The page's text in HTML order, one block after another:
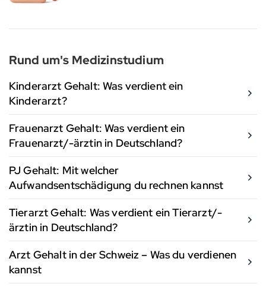
Rund um's Medizinstudium
Kinderarzt Gehalt: Was verdient ein
Kinderarzt?
Frauenarzt Gehalt: Was verdient ein
Frauenarzt/-ärztin in Deutschland?
PJ Gehalt: Mit welcher
Aufwandsentschädigung du rechnen kannst
Tierarzt Gehalt: Was verdient ein Tierarzt/-
ärztin in Deutschland?
Arzt Gehalt in der Schweiz – Was du verdienen
kannst